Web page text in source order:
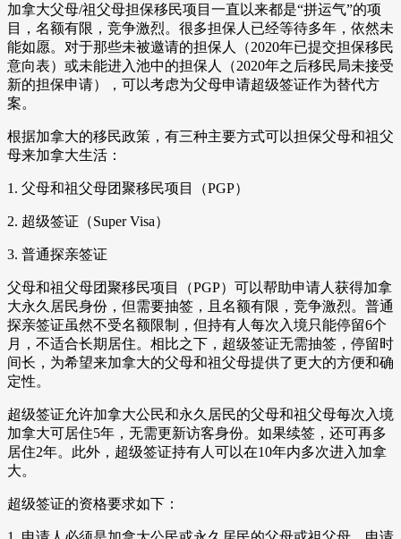
加拿大父母/祖父母担保移民项目一直以来都是“拼运气”的项
目，名额有限，竞争激烈。很多担保人已经等待多年，依然未
能如愿。对于那些未被邀请的担保人（2020年已提交担保移民
意向表）或未能进入池中的担保人（2020年之后移民局未接受
新的担保申请），可以考虑为父母申请超级签证作为替代方
案。
根据加拿大的移民政策，有三种主要方式可以担保父母和祖父
母来加拿大生活：
1. 父母和祖父母团聚移民项目（PGP）
2. 超级签证（Super Visa）
3. 普通探亲签证
父母和祖父母团聚移民项目（PGP）可以帮助申请人获得加拿
大永久居民身份，但需要抽签，且名额有限，竞争激烈。普通
探亲签证虽然不受名额限制，但持有人每次入境只能停留6个
月，不适合长期居住。相比之下，超级签证无需抽签，停留时
间长，为希望来加拿大的父母和祖父母提供了更大的方便和确
定性。
超级签证允许加拿大公民和永久居民的父母和祖父母每次入境
加拿大可居住5年，无需更新访客身份。如果续签，还可再多
居住2年。此外，超级签证持有人可以在10年内多次进入加拿
大。
超级签证的资格要求如下：